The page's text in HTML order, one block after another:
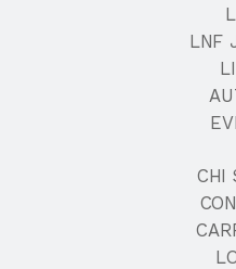
LNF
CHI